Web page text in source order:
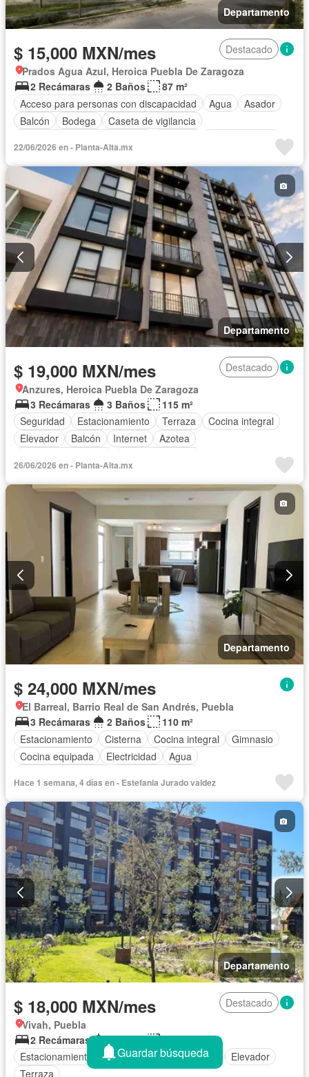
Departamento
$ 15,000 MXN/mes
Destacado
Prados Agua Azul, Heroica Puebla De Zaragoza
2 Recámaras
2 Baños
87 m²
Acceso para personas con discapacidad
Agua
Asador
Balcón
Bodega
Caseta de vigilancia
Cuarto de Limpieza
Electricidad
Estacionamiento
Gas natural
Internet
Recámara con closet
Azotea Seguridad Sin amueblar
22/06/2026 en - Planta-Alta.mx
Departamento
$ 19,000 MXN/mes
Destacado
Anzures, Heroica Puebla De Zaragoza
3 Recámaras
3 Baños
115 m²
Seguridad
Estacionamiento Terraza
Cocina integral
Elevador
Balcón Internet
Azotea
Recámara con closet
Gas natural
Permite niños
Sin amueblar
26/06/2026 en - Planta-Alta.mx
Departamento
$ 24,000 MXN/mes
El Barreal, Barrio Real de San Andrés, Puebla
3 Recámaras
2 Baños
110 m²
Estacionamiento
Cisterna Cocina integral
Gimnasio
Cocina equipada
Electricidad
Agua
Recámara con closet
Conserje
Completamente amueblado
Hace 1 semana, 4 días en - Estefania Jurado valdez
Departamento
$ 18,000 MXN/mes
Destacado
Vivah, Puebla
2 Recámaras
2 Baños
88 m²
Estacionamiento
Cocina equipada Jardín
Elevador
Terraza
Guardar búsqueda